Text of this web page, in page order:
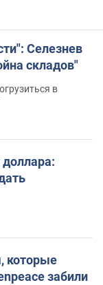
Селезнев
складов"
в
доллара:
которые
забили